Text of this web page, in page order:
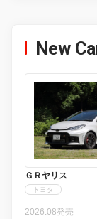
New
ＧＲヤリス
トヨタ
2026.08発売